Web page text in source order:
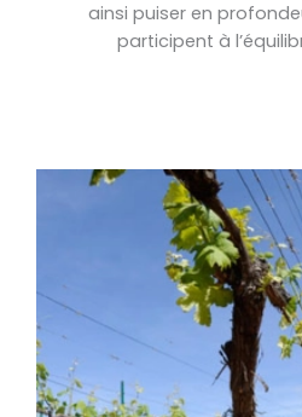
ainsi puiser en
participent à